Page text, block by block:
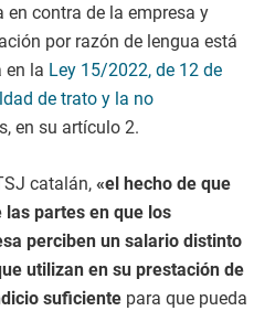
contra de la empresa y
por razón de lengua está
en la Ley 15/2022, de 12 de
de trato y la no
en su artículo 2.
catalán, «el hecho de que
partes en que los
perciben un salario distinto
utilizan en su prestación de
suficiente para que pueda